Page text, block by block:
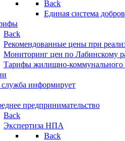
Back
Единая система
Back
Рекомендованные цены при
Мониторинг цен по Лабинскому
Тарифы жилищно-коммунального
служба информирует
предпринимательство
Back
Экспертиза НПА
Back